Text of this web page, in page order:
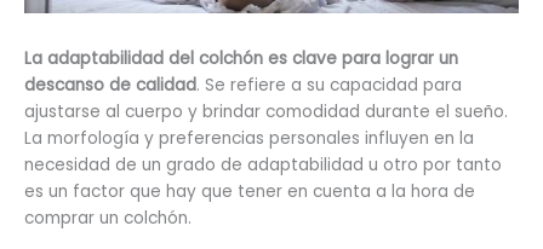
La adaptabilidad del colchón es clave para lograr un
descanso de calidad. Se refiere a su capacidad para
ajustarse al cuerpo y brindar comodidad durante el sueño.
La morfología y preferencias personales influyen en la
necesidad de un grado de adaptabilidad u otro por tanto
es un factor que hay que tener en cuenta a la hora de
comprar un colchón.